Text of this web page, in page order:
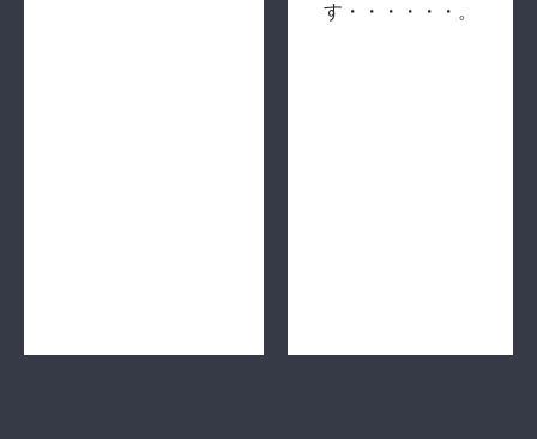
す・・・・・・。